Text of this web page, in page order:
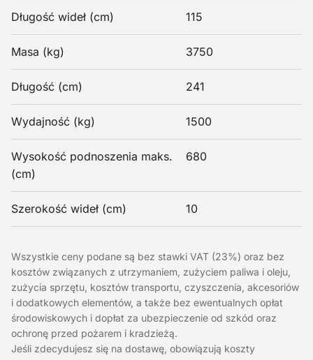
Długość wideł (cm) 115
Masa (kg) 3750
Długość (cm) 241
Wydajność (kg) 1500
Wysokość podnoszenia maks.
(cm)
680
Szerokość wideł (cm) 10
Wszystkie ceny podane są bez stawki VAT (23%) oraz bez
kosztów związanych z utrzymaniem, zużyciem paliwa i oleju,
zużycia sprzętu, kosztów transportu, czyszczenia, akcesoriów
i dodatkowych elementów, a także bez ewentualnych opłat
środowiskowych i dopłat za ubezpieczenie od szkód oraz
ochronę przed pożarem i kradzieżą.
Jeśli zdecydujesz się na dostawę, obowiązują koszty